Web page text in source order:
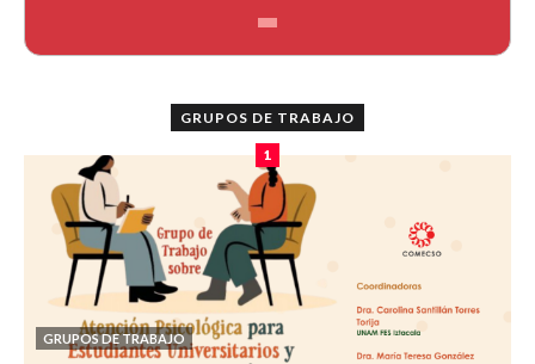
GRUPOS DE TRABAJO
1
GRUPOS DE TRABAJO